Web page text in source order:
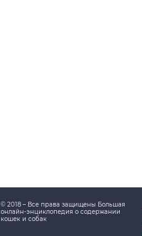
© 2018 – Все права защищены Большая
онлайн-энциклопедия о содержании
кошек и собак